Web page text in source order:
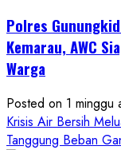
Masuk
Kerja
Seret
Oknum
Wartawan
Polres
Kemarau, AWC
Warga
Posted on 1 minggu
Krisis Air Bersih
Tanggung Beban